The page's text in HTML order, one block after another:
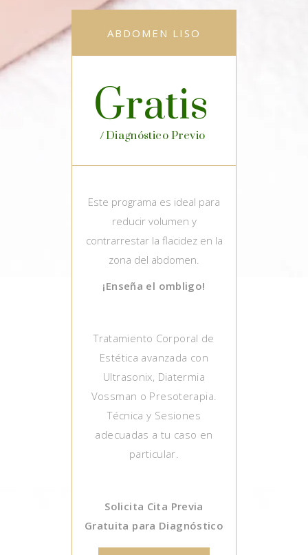
ABDOMEN LISO
Gratis
Diagnóstico Previo
Este programa es ideal para
reducir volumen y
contrarrestar la flacidez en la
zona del abdomen.
¡Enseña el ombligo!
Tratamiento Corporal de
Estética avanzada con
Ultrasonix, Diatermia
Vossman o Presoterapia.
Técnica y Sesiones
adecuadas a tu caso en
particular.
Solicita Cita Previa
Gratuita para Diagnóstico